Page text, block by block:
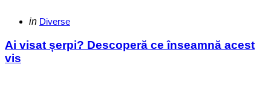
Categories
Posted
in Diverse
Ai visat șerpi? Descoperă ce înseamnă acest
vis